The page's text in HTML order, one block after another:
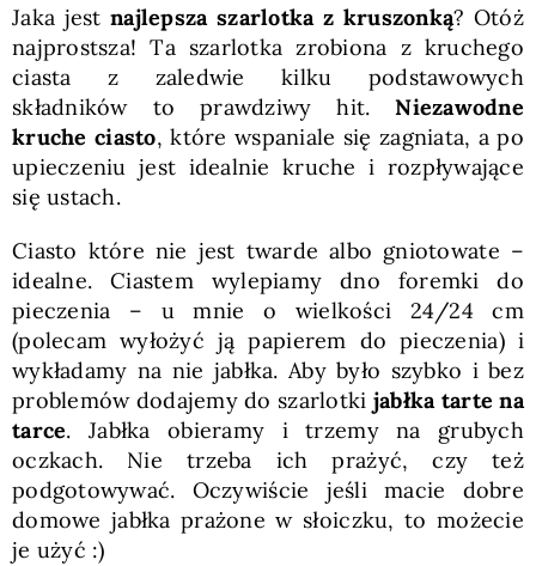
Jaka jestnajlepsza szarlotka z kruszonką? Otóż
najprostsza! Ta szarlotka zrobiona z kruchego
ciasta z zaledwie kilku podstawowych
składników to prawdziwy hit.Niezawodne
kruche ciasto, które wspaniale się zagniata, a po
upieczeniu jest idealnie kruche i rozpływające
się ustach.
Ciasto które nie jest twarde albo gniotowate –
idealne. Ciastem wylepiamy dno foremki do
pieczenia – u mnie o wielkości 24/24 cm
(polecam wyłożyć ją papierem do pieczenia) i
wykładamy na nie jabłka. Aby było szybko i bez
problemów dodajemy do szarlotki jabłka tarte na
tarce. Jabłka obieramy i trzemy na grubych
oczkach. Nie trzeba ich prażyć, czy też
podgotowywać. Oczywiście jeśli macie dobre
domowe jabłka prażone w słoiczku, to możecie
je użyć :)